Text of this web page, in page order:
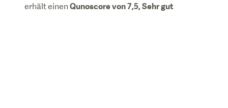
Monaten die vollen Ergebnisse zu
erhält einenQunoscore von7,5,Sehr gut